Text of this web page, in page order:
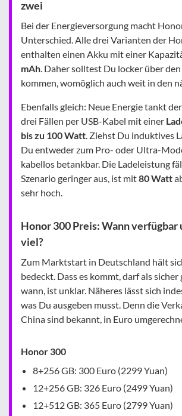
zwei
Bei der Energieversorgung macht
Unterschied. Alle drei Varianten der
enthalten einen Akku mit einer
mAh. Daher solltest Du locker über den
kommen, womöglich auch weit in den
Ebenfalls gleich: Neue Energie tankt
drei Fällen per USB-Kabel mit einer
bis zu 100 Watt. Ziehst Du induktives
Du entweder zum Pro- oder Ultra-
kabellos betankbar. Die Ladeleistung
Szenario geringer aus, ist mit80 Watt
sehr hoch.
Honor 300 Preis: Wann verfügbar
viel?
Zum Marktstart in Deutschland hält
bedeckt. Dass es kommt, darf als sicher
wann, ist unklar. Näheres lässt sich
was Du ausgeben musst. Denn die
China sind bekannt, in Euro
Honor 300
8+256 GB: 300 Euro (2299 Yuan)
12+256 GB: 326 Euro (2499 Yuan)
12+512 GB: 365 Euro (2799 Yuan)